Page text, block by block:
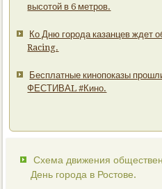
высотой в 6 метров.
Ко Дню города казанцев ждет
Racing.
Бесплатные кинопоказы
ФЕСТИВАL #Кино.
Схема движения
День города в Ростове.